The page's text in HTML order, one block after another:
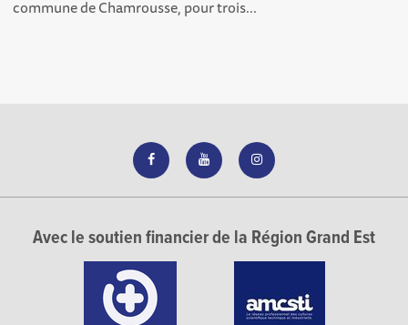
commune de Chamrousse, pour trois...
Avec le soutien financier de la Région Grand Est